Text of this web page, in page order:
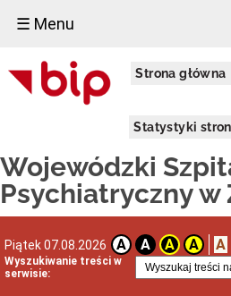
☰ Menu
Strona główna
Statystyki stron
Wojewódzki
Psychiatryczny w
Piątek 07.08.2026 A A A A A
Wyszukiwanie treści w
serwisie:
PRZETARGI
Regulamin
udzielania
w
trybie
COVID-
19
Zamówień
Publicznych
Dostawy